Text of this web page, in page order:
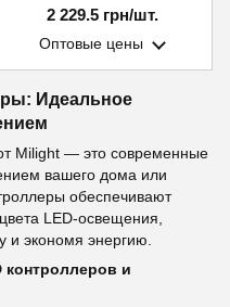
RF 2,4G Mi-light
2 229.5 грн/шт.
Оптовые цены
Идеальное
Milight — это современные
вашего дома или
обеспечивают
LED-освещения,
экономя энергию.
контроллеров и